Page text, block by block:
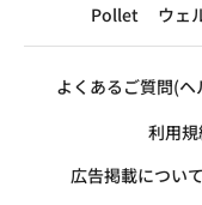
Pollet ウェ
よくあるご質問(ヘ
利用
広告掲載につい